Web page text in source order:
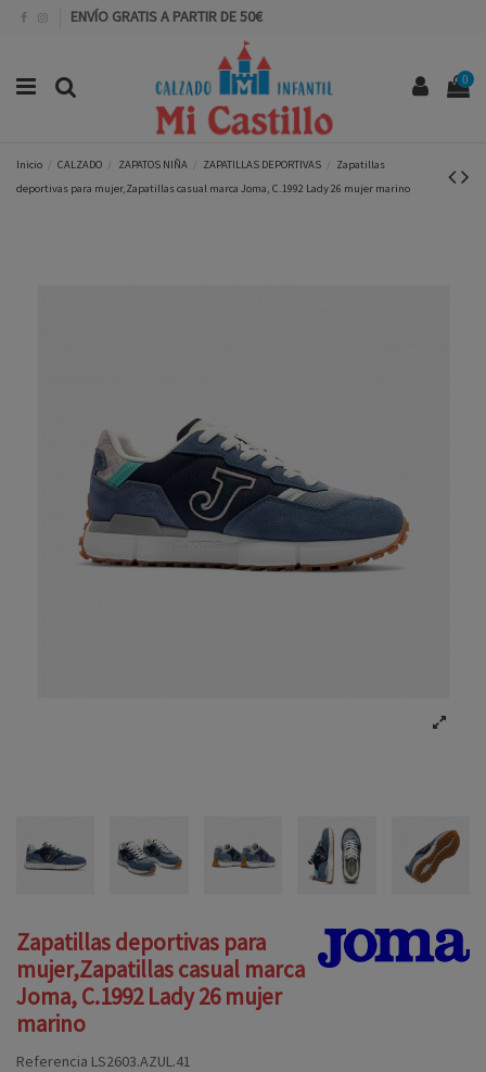
ENVÍO GRATIS A PARTIR DE 50€
0
Inicio CALZADO ZAPATOS NIÑA ZAPATILLAS DEPORTIVAS
Zapatillas
deportivas para mujer,Zapatillas casual marca Joma, C.1992 Lady 26 mujer marino
Zapatillas deportivas para
mujer,Zapatillas casual marca
Joma, C.1992 Lady 26 mujer
marino
Referencia LS2603.AZUL.41